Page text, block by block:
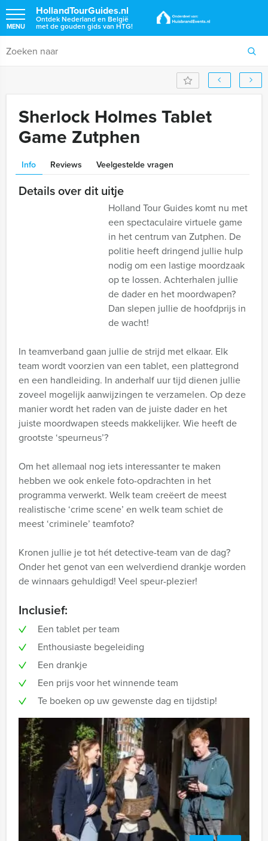
HollandTourGuides.nl
Ontdek Nederland en België
met de gouden gids van HTG!
MENU
Sherlock Holmes Tablet
Game Zutphen
Info Reviews Veelgestelde vragen
Details over dit uitje
Holland Tour Guides komt nu met
een spectaculaire virtuele game
in het centrum van Zutphen. De
politie heeft dringend jullie hulp
nodig om een lastige moordzaak
op te lossen. Achterhalen jullie
de dader en het moordwapen?
Dan slepen jullie de hoofdprijs in
de wacht!
In teamverband gaan jullie de strijd met elkaar. Elk
team wordt voorzien van een tablet, een plattegrond
en een handleiding. In anderhalf uur tijd dienen jullie
zoveel mogelijk aanwijzingen te verzamelen. Op deze
manier wordt het raden van de juiste dader en het
juiste moordwapen steeds makkelijker. Wie heeft de
grootste ‘speurneus’?
Om het allemaal nog iets interessanter te maken
hebben we ook enkele foto-opdrachten in het
programma verwerkt. Welk team creëert de meest
realistische ‘crime scene’ en welk team schiet de
meest ‘criminele’ teamfoto?
Kronen jullie je tot hét detective-team van de dag?
Onder het genot van een welverdiend drankje worden
de winnaars gehuldigd! Veel speur-plezier!
Inclusief:
Een tablet per team
Enthousiaste begeleiding
Een drankje
Een prijs voor het winnende team
Te boeken op uw gewenste dag en tijdstip!